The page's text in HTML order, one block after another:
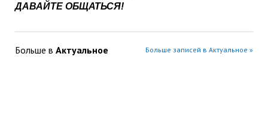
ДАВАЙТЕ ОБЩАТЬСЯ!
Больше в Актуальное Больше записей в Актуальное »